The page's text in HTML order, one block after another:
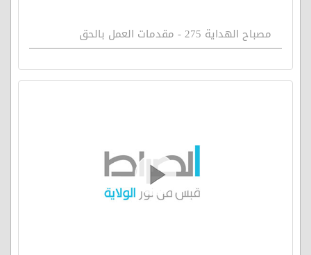
مصباح الهداية 275 - مقدمات العمل بالحق